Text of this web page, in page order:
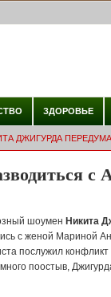
ЗДОРОВЬЕ
ДЖИГУРДА
с
шоумен Никита
с женой Мариной
послужил конфликт
поостыв,